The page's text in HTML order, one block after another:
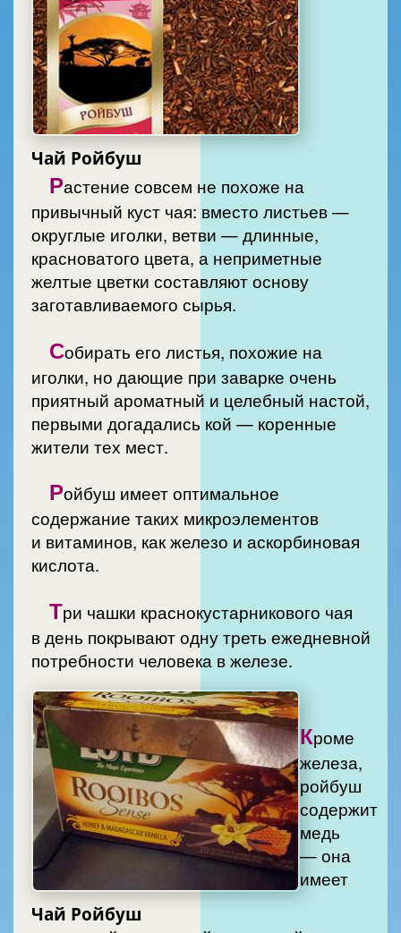
Чай Ройбуш
Растение совсем не похоже на
привычный куст чая: вместо листьев —
округлые иголки, ветви — длинные,
красноватого цвета, а неприметные
желтые цветки составляют основу
заготавливаемого сырья.
Собирать его листья, похожие на
иголки, но дающие при заварке очень
приятный ароматный и целебный настой,
первыми догадались кой — коренные
жители тех мест.
Ройбуш имеет оптимальное
содержание таких микроэлементов
и витаминов, как железо и аскорбиновая
кислота.
Три чашки краснокустарникового чая
в день покрывают одну треть ежедневной
потребности человека в железе.
Чай Ройбуш
Кроме
железа,
ройбуш
содержит
медь
— она
имеет